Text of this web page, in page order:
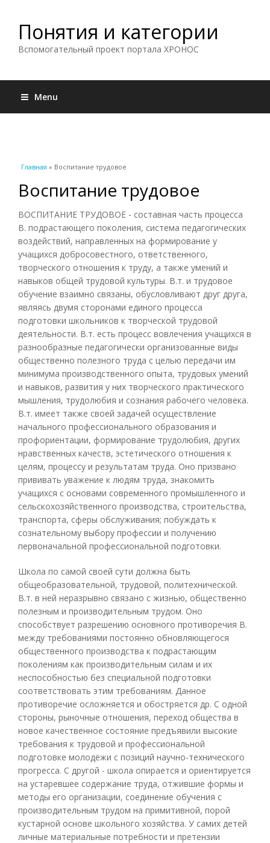
Понятия и категории
Вспомогательный проект портала ХРОНОС
Menu
Вы здесь
Главная » Воспитание трудовое
Воспитание трудовое
ВОСПИТАНИЕ ТРУДОВОЕ - составная часть процесса
В. подрастающего поколения, система педагогических
воздействий, направленных на формирование у
учащихся добросовестного, ответственного,
творческого отношения к труду, а также умений и
навыков общей трудовой культуры. В.т. и трудовое
обучение взаимно связаны, обусловливают друг друга,
являясь двумя сторонами единого процесса
подготовки школьников к творческой трудовой
деятельности. В.т. есть процесс вовлечения учащихся в
разнообразные педагогически организованные виды
общественно полезного труда с целью передачи им
минимума производственного опыта, трудовых умений
и навыков, развития у них творческого практического
мышления, трудолюбия и сознания рабочего человека.
В.т. имеет также своей задачей осуществление
начального профессионального образования и
профориентации, формирование трудолюбия, других
нравственных качеств, эстетического отношения к
целям, процессу и результатам труда. Оно призвано
прививать уважение к людям труда, знакомить
учащихся с основами современного промышленного и
сельскохозяйственного производства, строительства,
транспорта, сферы обслуживания; побуждать к
сознательному выбору профессии и получению
первоначальной профессиональной подготовки.
Школа по самой своей сути должна быть
общеобразовательной, трудовой, политехнической.
В.т. в ней неразрывно связано с жизнью, общественно
полезным и производительным трудом. Оно
способствует разрешению основного противоречия В.
между требованиями постоянно обновляющегося
общественного производства к подрастающим
поколениям как производительным силам и их
неспособностью без специальной подготовки
соответствовать этим требованиям. Данное
противоречие осложняется и обостряется др. С одной
стороны, рыночные отношения, переход общества в
новое качественное состояние предъявили высокие
требования к трудовой и профессиональной
подготовке молодёжи с позиций научно-технического
прогресса. С другой - школа опирается и ориентируется
на устаревшее содержание труда, отжившие формы и
методы его организации, соединение обучения с
производительным трудом на примитивной, порой
кустарной основе школьного хозяйства. У самих детей
личные материальные потребности и претензии